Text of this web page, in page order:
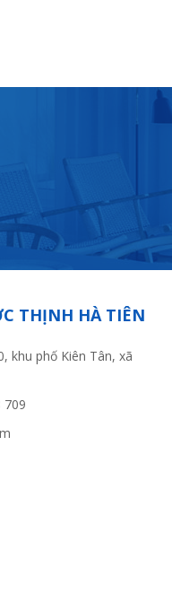
THỊNH HÀ TIÊN
khu phố Kiên Tân, xã
709